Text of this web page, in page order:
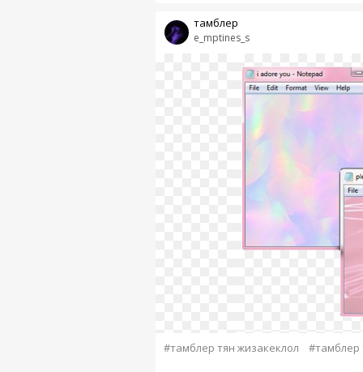
e_mptines_s
тамблер
#тамблер тян жизакеклол #тамблер